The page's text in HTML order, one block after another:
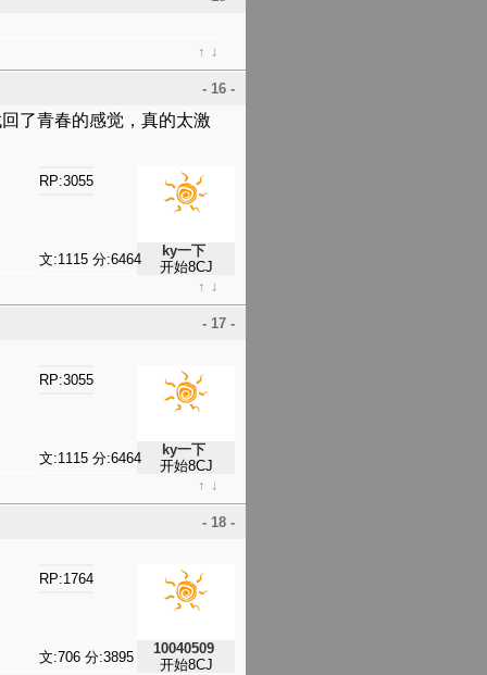
↑ ↓
- 16 -
了青春的感觉，真的太激
ky一下
开始8CJ
RP:3055
文:1115 分:6464
↑ ↓
- 17 -
ky一下
开始8CJ
RP:3055
文:1115 分:6464
↑ ↓
- 18 -
10040509
开始8CJ
RP:1764
文:706 分:3895